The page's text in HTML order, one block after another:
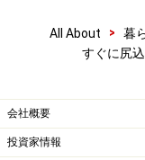
果になってしまい
さなチャレンジの
「いつもより５分
All About > 暮
すぐに尻
会社概要
投資家情報